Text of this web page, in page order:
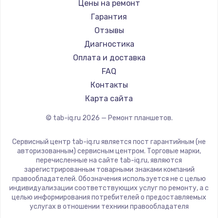
1330 руб.
Заказать
Замена видеокарты
2100 руб.
Заказать
Заказать
Замена материнской платы
1590 руб.
Заказать
Amazon
Aquarius
Philips
Dell
HP
Getac
ZTE
CHUWI
Цены на ремонт
Гарантия
Отзывы
Диагностика
Оплата и доставка
FAQ
Контакты
Карта сайта
© tab-iq.ru 2026 — Ремонт планшетов.
Сервисный центр tab-iq.ru является пост гарантийным (не
авторизованным) сервисным центром. Торговые марки,
перечисленные на сайте tab-iq.ru, являются
зарегистрированным товарными знаками компаний
правообладателей. Обозначения используется не с целью
индивидуализации соответствующих услуг по ремонту, а с
целью информирования потребителей о предоставляемых
услугах в отношении техники правообладателя